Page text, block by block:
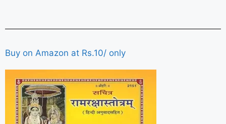
Buy on Amazon at Rs.10/ only